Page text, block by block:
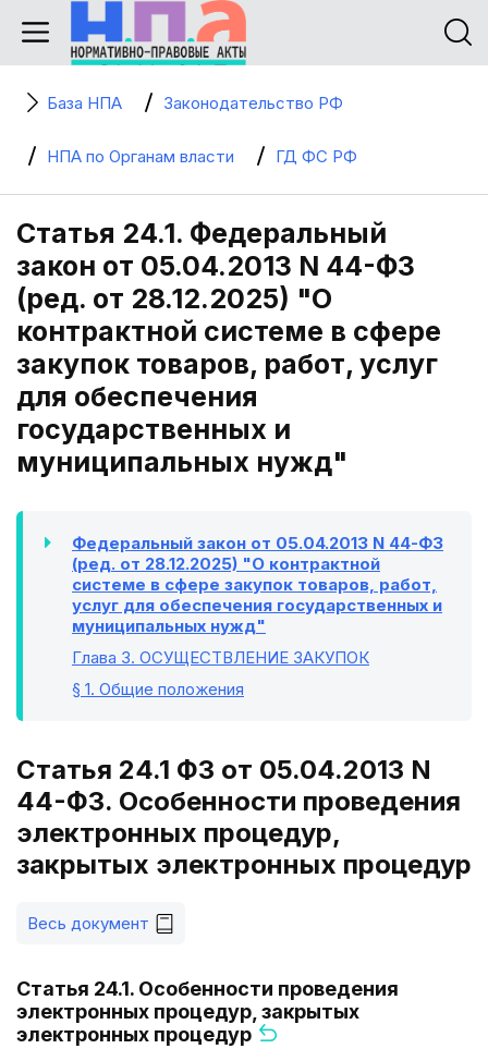
База НПА Законодательство РФ
НПА по Органам власти ГД ФС РФ
Статья 24.1. Федеральный
закон от 05.04.2013 N 44-ФЗ
(ред. от 28.12.2025) "О
контрактной системе в сфере
закупок товаров, работ, услуг
для обеспечения
государственных и
муниципальных нужд"
Федеральный закон от 05.04.2013 N 44-ФЗ
(ред. от 28.12.2025) "О контрактной
системе в сфере закупок товаров, работ,
услуг для обеспечения государственных и
муниципальных нужд"
Глава 3. ОСУЩЕСТВЛЕНИЕ ЗАКУПОК
§ 1. Общие положения
Статья 24.1 ФЗ от 05.04.2013 N
44-ФЗ. Особенности проведения
электронных процедур,
закрытых электронных процедур
Весь документ
Статья 24.1. Особенности проведения
электронных процедур, закрытых
электронных процедур